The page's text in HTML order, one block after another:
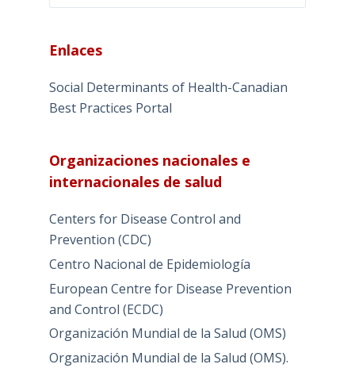
Enlaces
Social Determinants of Health-Canadian
Best Practices Portal
Organizaciones nacionales e
internacionales de salud
Centers for Disease Control and
Prevention (CDC)
Centro Nacional de Epidemiología
European Centre for Disease Prevention
and Control (ECDC)
Organización Mundial de la Salud (OMS)
Organización Mundial de la Salud (OMS).